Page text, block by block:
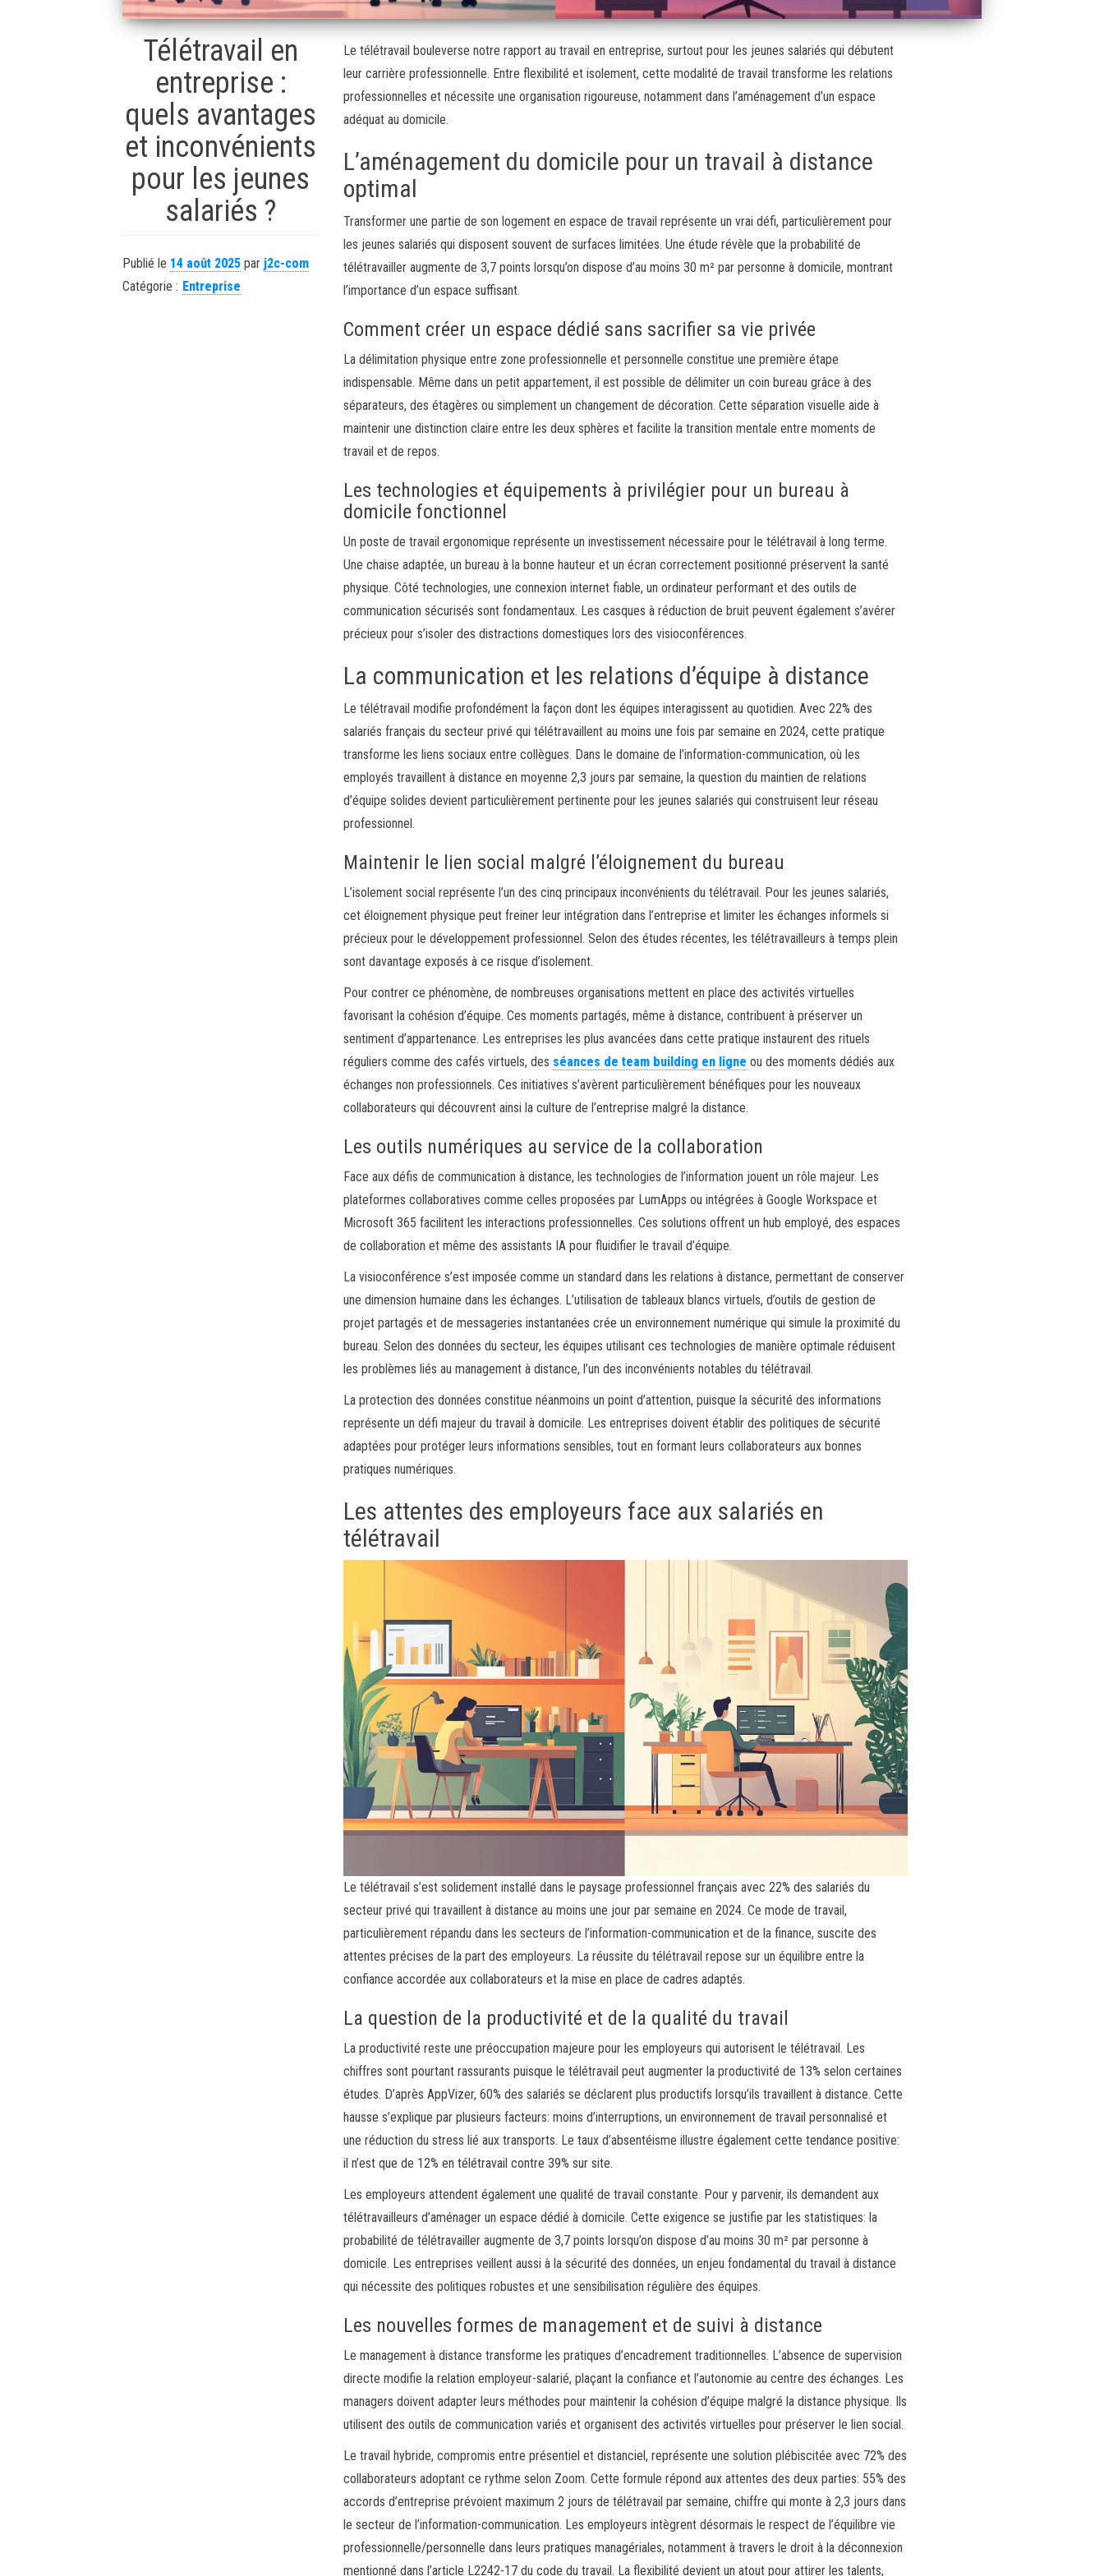
Télétravail en
entreprise :
quels avantages
et inconvénients
pour les jeunes
salariés ?
Publié le 14 août 2025 par j2c-com
Catégorie : Entreprise
Le télétravail bouleverse notre rapport au travail en entreprise, surtout pour les jeunes salariés qui débutent
leur carrière professionnelle. Entre flexibilité et isolement, cette modalité de travail transforme les relations
professionnelles et nécessite une organisation rigoureuse, notamment dans l’aménagement d’un espace
adéquat au domicile.
L’aménagement du domicile pour un travail à distance
optimal
Transformer une partie de son logement en espace de travail représente un vrai défi, particulièrement pour
les jeunes salariés qui disposent souvent de surfaces limitées. Une étude révèle que la probabilité de
télétravailler augmente de 3,7 points lorsqu’on dispose d’au moins 30 m² par personne à domicile, montrant
l’importance d’un espace suffisant.
Comment créer un espace dédié sans sacrifier sa vie privée
La délimitation physique entre zone professionnelle et personnelle constitue une première étape
indispensable. Même dans un petit appartement, il est possible de délimiter un coin bureau grâce à des
séparateurs, des étagères ou simplement un changement de décoration. Cette séparation visuelle aide à
maintenir une distinction claire entre les deux sphères et facilite la transition mentale entre moments de
travail et de repos.
Les technologies et équipements à privilégier pour un bureau à
domicile fonctionnel
Un poste de travail ergonomique représente un investissement nécessaire pour le télétravail à long terme.
Une chaise adaptée, un bureau à la bonne hauteur et un écran correctement positionné préservent la santé
physique. Côté technologies, une connexion internet fiable, un ordinateur performant et des outils de
communication sécurisés sont fondamentaux. Les casques à réduction de bruit peuvent également s’avérer
précieux pour s’isoler des distractions domestiques lors des visioconférences.
La communication et les relations d’équipe à distance
Le télétravail modifie profondément la façon dont les équipes interagissent au quotidien. Avec 22% des
salariés français du secteur privé qui télétravaillent au moins une fois par semaine en 2024, cette pratique
transforme les liens sociaux entre collègues. Dans le domaine de l’information-communication, où les
employés travaillent à distance en moyenne 2,3 jours par semaine, la question du maintien de relations
d’équipe solides devient particulièrement pertinente pour les jeunes salariés qui construisent leur réseau
professionnel.
Maintenir le lien social malgré l’éloignement du bureau
L’isolement social représente l’un des cinq principaux inconvénients du télétravail. Pour les jeunes salariés,
cet éloignement physique peut freiner leur intégration dans l’entreprise et limiter les échanges informels si
précieux pour le développement professionnel. Selon des études récentes, les télétravailleurs à temps plein
sont davantage exposés à ce risque d’isolement.
Pour contrer ce phénomène, de nombreuses organisations mettent en place des activités virtuelles
favorisant la cohésion d’équipe. Ces moments partagés, même à distance, contribuent à préserver un
sentiment d’appartenance. Les entreprises les plus avancées dans cette pratique instaurent des rituels
réguliers comme des cafés virtuels, des séances de team building en ligne ou des moments dédiés aux
échanges non professionnels. Ces initiatives s’avèrent particulièrement bénéfiques pour les nouveaux
collaborateurs qui découvrent ainsi la culture de l’entreprise malgré la distance.
Les outils numériques au service de la collaboration
Face aux défis de communication à distance, les technologies de l’information jouent un rôle majeur. Les
plateformes collaboratives comme celles proposées par LumApps ou intégrées à Google Workspace et
Microsoft 365 facilitent les interactions professionnelles. Ces solutions offrent un hub employé, des espaces
de collaboration et même des assistants IA pour fluidifier le travail d’équipe.
La visioconférence s’est imposée comme un standard dans les relations à distance, permettant de conserver
une dimension humaine dans les échanges. L’utilisation de tableaux blancs virtuels, d’outils de gestion de
projet partagés et de messageries instantanées crée un environnement numérique qui simule la proximité du
bureau. Selon des données du secteur, les équipes utilisant ces technologies de manière optimale réduisent
les problèmes liés au management à distance, l’un des inconvénients notables du télétravail.
La protection des données constitue néanmoins un point d’attention, puisque la sécurité des informations
représente un défi majeur du travail à domicile. Les entreprises doivent établir des politiques de sécurité
adaptées pour protéger leurs informations sensibles, tout en formant leurs collaborateurs aux bonnes
pratiques numériques.
Les attentes des employeurs face aux salariés en
télétravail
Le télétravail s’est solidement installé dans le paysage professionnel français avec 22% des salariés du
secteur privé qui travaillent à distance au moins une jour par semaine en 2024. Ce mode de travail,
particulièrement répandu dans les secteurs de l’information-communication et de la finance, suscite des
attentes précises de la part des employeurs. La réussite du télétravail repose sur un équilibre entre la
confiance accordée aux collaborateurs et la mise en place de cadres adaptés.
La question de la productivité et de la qualité du travail
La productivité reste une préoccupation majeure pour les employeurs qui autorisent le télétravail. Les
chiffres sont pourtant rassurants puisque le télétravail peut augmenter la productivité de 13% selon certaines
études. D’après AppVizer, 60% des salariés se déclarent plus productifs lorsqu’ils travaillent à distance. Cette
hausse s’explique par plusieurs facteurs: moins d’interruptions, un environnement de travail personnalisé et
une réduction du stress lié aux transports. Le taux d’absentéisme illustre également cette tendance positive:
il n’est que de 12% en télétravail contre 39% sur site.
Les employeurs attendent également une qualité de travail constante. Pour y parvenir, ils demandent aux
télétravailleurs d’aménager un espace dédié à domicile. Cette exigence se justifie par les statistiques: la
probabilité de télétravailler augmente de 3,7 points lorsqu’on dispose d’au moins 30 m² par personne à
domicile. Les entreprises veillent aussi à la sécurité des données, un enjeu fondamental du travail à distance
qui nécessite des politiques robustes et une sensibilisation régulière des équipes.
Les nouvelles formes de management et de suivi à distance
Le management à distance transforme les pratiques d’encadrement traditionnelles. L’absence de supervision
directe modifie la relation employeur-salarié, plaçant la confiance et l’autonomie au centre des échanges. Les
managers doivent adapter leurs méthodes pour maintenir la cohésion d’équipe malgré la distance physique. Ils
utilisent des outils de communication variés et organisent des activités virtuelles pour préserver le lien social.
Le travail hybride, compromis entre présentiel et distanciel, représente une solution plébiscitée avec 72% des
collaborateurs adoptant ce rythme selon Zoom. Cette formule répond aux attentes des deux parties: 55% des
accords d’entreprise prévoient maximum 2 jours de télétravail par semaine, chiffre qui monte à 2,3 jours dans
le secteur de l’information-communication. Les employeurs intègrent désormais le respect de l’équilibre vie
professionnelle/personnelle dans leurs pratiques managériales, notamment à travers le droit à la déconnexion
mentionné dans l’article L2242-17 du code du travail. La flexibilité devient un atout pour attirer les talents,